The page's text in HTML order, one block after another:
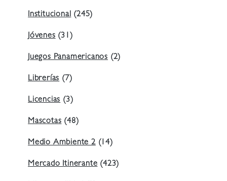
Institucional(245)
Jóvenes(31)
Juegos Panamericanos (2)
Librerías(7)
Licencias(3)
Mascotas(48)
Medio Ambiente 2(14)
Mercado Itinerante(423)